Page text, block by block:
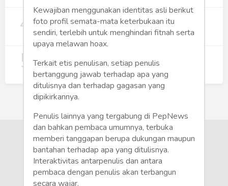
4 Rumah Subsidi dan Upaya Negara
Wujudkan Hunian Inklusif
234
5 Perluas Distribusi Manfaat APBN
209
Kewajiban menggunakan identitas asli berikut
foto profil semata-mata keterbukaan itu
sendiri, terlebih untuk menghindari fitnah serta
upaya melawan hoax.
Terkait etis penulisan, setiap penulis
bertanggung jawab terhadap apa yang
ditulisnya dan terhadap gagasan yang
dipikirkannya.
Penulis lainnya yang tergabung di PepNews
dan bahkan pembaca umumnya, terbuka
memberi tanggapan berupa dukungan maupun
bantahan terhadap apa yang ditulisnya.
Interaktivitas antarpenulis dan antara
pembaca dengan penulis akan terbangun
secara wajar.